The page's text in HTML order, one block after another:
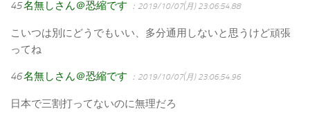
45名無しさん＠恐縮です ：2019/10/07(月) 23:06:54.88
こいつは別にどうでもいい、多分通用しないと思うけど頑張
ってね
46名無しさん＠恐縮です ：2019/10/07(月) 23:06:54.96
日本で三割打ってないのに無理だろ